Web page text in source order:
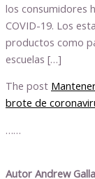
los consumidores
COVID-19. Los
productos como
escuelas […]
The post
brote de
……
Autor Andrew